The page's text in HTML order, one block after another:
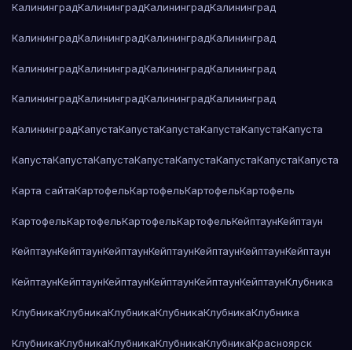
КалининградКалининградКалининградКалининград
КалининградКалининградКалининградКалининград
КалининградКалининградКалининградКалининград
КалининградКалининградКалининградКалининград
КалининградКапустаКапустаКапустаКапустаКапустаКапуста
КапустаКапустаКапустаКапустаКапустаКапустаКапустаКапуста
Карта сайтаКартофельКартофельКартофельКартофель
КартофельКартофельКартофельКартофельКейптаунКейптаун
КейптаунКейптаунКейптаунКейптаунКейптаунКейптаунКейптаун
КейптаунКейптаунКейптаунКейптаунКейптаунКейптаунКлубника
КлубникаКлубникаКлубникаКлубникаКлубникаКлубника
КлубникаКлубникаКлубникаКлубникаКлубникаКрасноярск